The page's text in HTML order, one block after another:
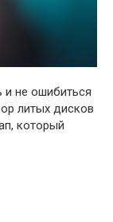
и не ошибиться
литых дисков
который